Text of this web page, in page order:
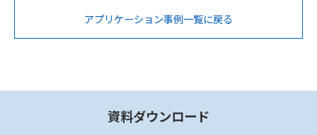
アプリケーション事例一覧に戻る
資料ダウンロード